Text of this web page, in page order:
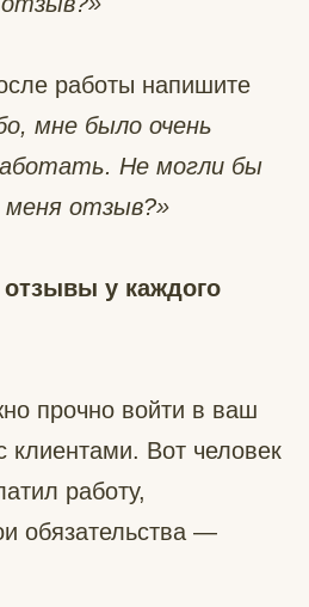
работы напишите
мне было очень
Не могли бы
отзыв?»
у каждого
прочно войти в ваш
клиентами. Вот человек
работу,
обязательства —